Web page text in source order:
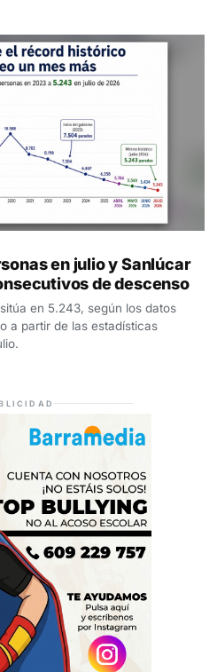
en julio y Sanlúcar
de descenso
en 5.243, según los datos
a partir de las estadísticas